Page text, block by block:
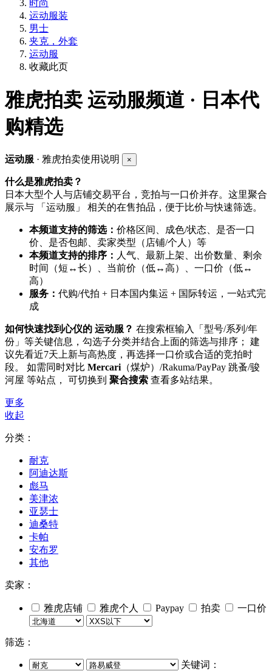
时尚
运动服装
男士
夹克，外套
运动服
收藏此页
雅虎拍卖 运动服频道 · 日本代
购精选
运动服 · 雅虎拍卖使用说明 ×
什么是雅虎拍卖？
日本大型个人与店铺交易平台，竞拍与一口价并存。这里聚合
展示与 「运动服」 相关的在售拍品，便于比价与快速筛选。
本频道支持的筛选： 价格区间、成色/状态、是否一口
价、是否包邮、卖家类型（店铺/个人）等
本频道支持的排序： 人气、最新上架、出价数量、剩余
时间（短↔长）、当前价（低↔高）、一口价（低↔
高）
服务： 代购/代拍 + 日本国内集运 + 国际转运，一站式完
成
如何快速找到心仪的 运动服？ 在搜索框输入「型号/系列/年
份」等关键信息，勾选子分类并结合上面的筛选与排序； 建
议先看近7天上新与高热度，再选择一口价或合适的竞拍时
段。 如需同时对比 Mercari （煤炉）/Rakuma/PayPay 跳蚤/骏
河屋 等站点， 可切换到 聚合搜索 查看多站结果。
更多
收起
分类：
耐克
阿迪达斯
彪马
美津浓
亚瑟士
迪桑特
卡帕
安布罗
其他
卖家：
雅虎店铺 雅虎个人 Paypay 拍卖 一口价
筛选：
关键词：